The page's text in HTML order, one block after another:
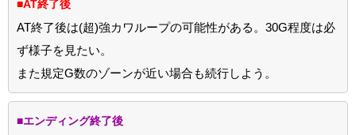
■AT終了後
AT終了後は(超)強カワループの可能性がある。30G程度は必
ず様子を見たい。
また規定G数のゾーンが近い場合も続行しよう。
■エンディング終了後